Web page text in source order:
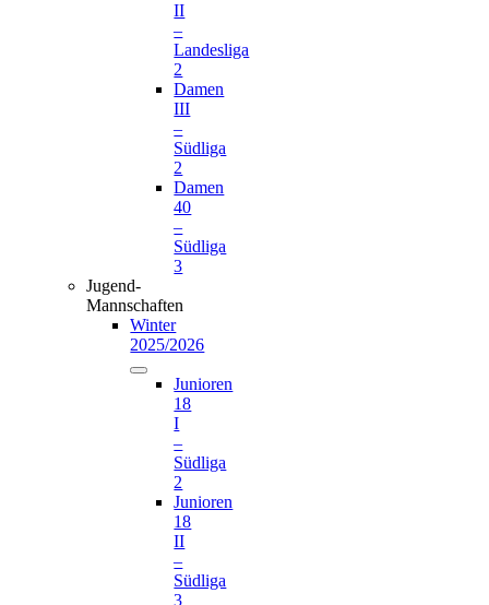
II
–
Landesliga
2
Damen
III
–
Südliga
2
Damen
40
–
Südliga
3
Jugend-
Mannschaften
Winter
2025/2026
Junioren
18
I
–
Südliga
2
Junioren
18
II
–
Südliga
3